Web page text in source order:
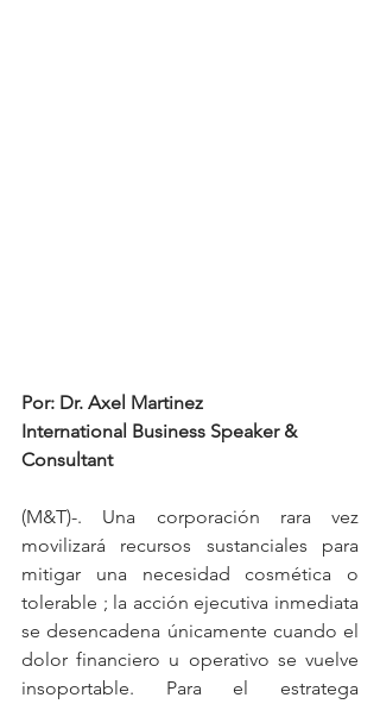
Por: Dr. Axel Martinez
International Business Speaker &
Consultant
(M&T)-. Una corporación rara vez
movilizará recursos sustanciales para
mitigar una necesidad cosmética o
tolerable ; la acción ejecutiva inmediata
se desencadena únicamente cuando el
dolor financiero u operativo se vuelve
insoportable. Para el estratega